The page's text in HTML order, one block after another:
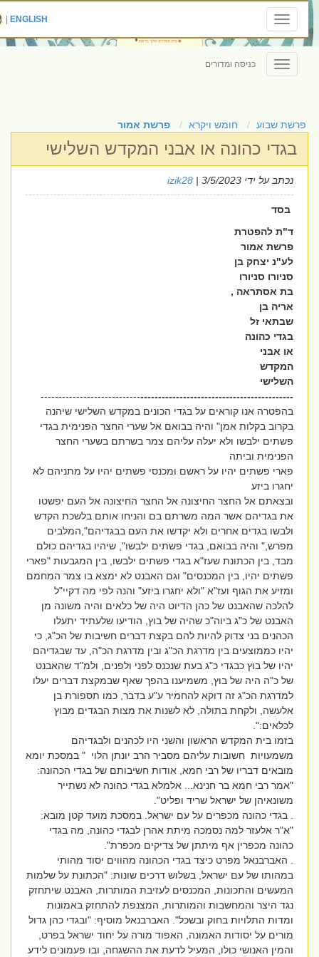
Toggle
navigation
ENGLISH
|
Toggle
navigation
כניסה ומדורים
פרשת שבוע חומש ויקרא פרשת אמור
בגדי כהונה או אבני המקדש השלישי
נכתב על ידי izik28| 3/5/2023
בסד
ד"ת להפטרת
פרשת אמור
לע"נ יצחק בן
סניורו סניורו
בת אסתראה ,
אריה בן
שבתאי זל
בגדי כהונה
או אבני
המקדש
השלישי
-------------------------------------------
----------------------------
בהפטרה אנו קוראים על בגדי הכונים במקדש השלישי שיהנה
בקרוב בקלות אמן" והיה בבואם אל שערי החצר הפנימית בגדי
פשתים ילבשו ולא יעלה עליהם צמר בשרתם בשערי החצר
הפנימית וביתה
פארי פשתים יהיו על ראשם ומכנסי פשתים יהיו על מתניהם לא
יחגרו ביזע
ובצאתם אל החצר החיצונה אל החצר החיצונה אל העם יפשטו
את בגדיהם אשר המה משרתם בם והניחו אותם בלשכת הקדש
ולבשו בגדים אחרים ולא יקדשו את העם בבגדיהם",המלבים
מפרש," והיה בבואם, בגדי פשתים ילבשו", שיהיו בגדיהם כולם
מבד, בין הכתונת שעז"א בגדי פשתים ילבשו, בין המגבעות "פארי
פשתים יהיו, בין המכנסים" וגם האבנט לא ימצא בו צמר המחמם
ומזיע את הגוף ועז"א "ולא יחגרו ביזע" והנה לפי מה דקיי"ל
להלכה שהאבנט של כהן הדיוט היה של כלאים והיה משונה מן
האבנט של כ"ג ביוה"כ שהיה של בוץ, הודיעו שלעתיד יתעלו
הכהנים בני צדוק להיות להם בקצת דברים חשיבות של הכ"ג, כי
יהיו כממוצעים בין מדרגת הכ"ג ובין מדרגת הכ"ה, עד שבגדיהם
יהיו של בוץ כבגדי כ"ג בעת שנכנס לפני ולפנים, ולמ"ד שהאבנט
של כ"ה היה של בוץ, משמיענו בהפך שאף שבמקצת דברים יעלו
למדרגת הכ"ג זה דוקא להחמיר ע"ע בדבר, כמו תספורת בן
אלעשה, ולקחת בתולה, לא לשנות את מצות הבגדים מבוץ
לכלאים:".
בזמו בית המקדש הראשון והשני היו לכהנים ולבגדיהם
משמעויות חשובות עליהם מסביר הרב יונתן הלוי " במסכת יומא
מובאים דבריו של רבי חמא, אודות חשיבותם של בגדי הכהונה:
"אמר רבי חמא בר חנינא... אלמלא בגדי כהונה לא נשתייר
משונאיהן של ישראל שריד ופליט".
. בגדי כהונה מכפרים על עם ישראל. במסכת מועד קטן מובא:
"א"ר אלעזר למה נסמכה מיתת אהרן לבגדי כהונה, מה בגדי
כהונה מכפרין אף מיתתן של צדיקים מכפרת".
. האברבנאל מפרט כיצד בגדי הכהונה מהווים יסוד מהותי
במהותו של עם ישראל, בשלוש דרכים שונות: "הכתונת על שלמות
המעשים והתכונות, המכנסים לעזיבת המותרות, האבנט שיתחזק
נגד היצר והמחשבות והמותרות, המצנפת להתחזק באמונות
ומדות התלויות בחוק ובשכל". האברבנאל מוסיף: "ובגדי כהן גדול
מורים על יסודות האמונה, האפוד מורה על יחוד ישראל בפרט,
והמין האנושי כולו, המעיל לדעת את ההשגחה, ובו פעמונים לידע